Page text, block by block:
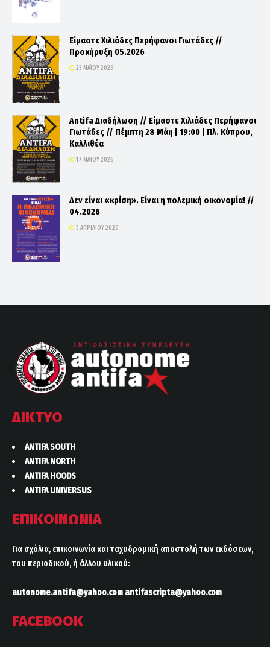
Είμαστε Χιλιάδες Περήφανοι Γιωτάδες //
Προκήρυξη 05.2026
25 ΜΑΪ́ΟΥ 2026
Antifa Διαδήλωση // Είμαστε Χιλιάδες Περήφανοι
Γιωτάδες // Πέμπτη 28 Μάη | 19:00 | Πλ. Κύπρου,
Καλλιθέα
17 ΜΑΪ́ΟΥ 2026
Δεν είναι «κρίση». Είναι η πολεμική οικονομία! //
04.2026
5 ΑΠΡΙΛΊΟΥ 2026
ΔΙΚΤΥΟ
ANTIFA SOUTH
ANTIFA NORTH
ANTIFA HOODS
ANTIFA UNIVERSUS
ΕΠΙΚΟΙΝΩΝΙΑ
Για σχόλια, επικοινωνία και ταχυδρομική αποστολή των εκδόσεων,
του περιοδικού, ή άλλου υλικού:
autonome.antifa@yahoo.com antifascripta@yahoo.com
FACEBOOK